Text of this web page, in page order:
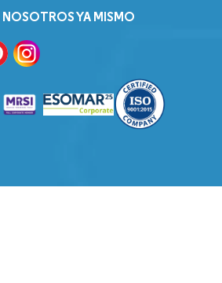
YA MISMO